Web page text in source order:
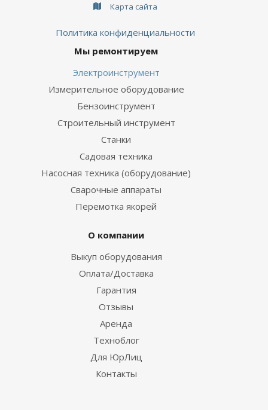
Карта сайта
Политика конфиденциальности
Мы ремонтируем
Электроинструмент
Измерительное оборудование
Бензоинструмент
Строительный инструмент
Станки
Садовая техника
Насосная техника (оборудование)
Сварочные аппараты
Перемотка якорей
О компании
Выкуп оборудования
Оплата/Доставка
Гарантия
Отзывы
Аренда
Техноблог
Для ЮрЛиц
Контакты